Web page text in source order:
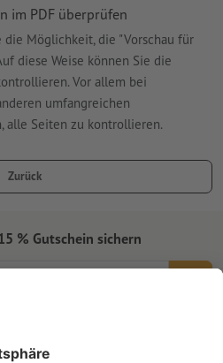
im PDF überprüfen
die Möglichkeit, die "Vorschau für
diese Weise können Sie die
Vor allem bei
umfangreichen
alle Seiten zu kontrollieren.
Zurück
% Gutschein sichern